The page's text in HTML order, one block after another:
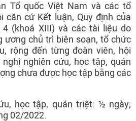
Tổ quốc Việt Nam và các tổ
căn cứ Kết luận, Quy định của
4 (khoá XIII) và các tài liệu do
ương chủ trì biên soạn, tổ chức
rộng đến từng đoàn viên, hội
nghiên cứu, học tập, quán
chưa được học tập bằng các
học tập, quán triệt: ½ ngày;
02/2022.